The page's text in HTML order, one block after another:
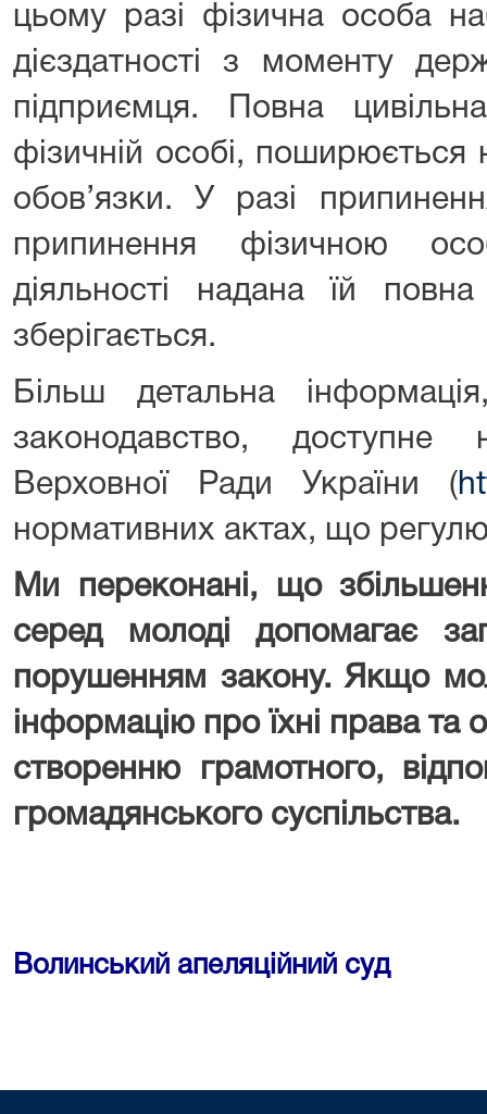
цьому разі фізична особа
дієздатності з моменту
підприємця. Повна
фізичній особі, поширюється
обов’язки. У разі
припинення фізичною
діяльності надана їй повна
зберігається.
Більш детальна
законодавство, доступне
Верховної Ради України (
нормативних актах, що
Ми переконані, що
серед молоді допомагає
порушенням закону. Якщо
інформацію про їхні права
створенню грамотного,
громадянського суспільства.
Волинський апеляційний суд